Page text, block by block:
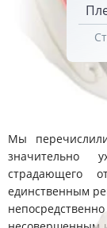
Мы
значительно
страдающего
единственным